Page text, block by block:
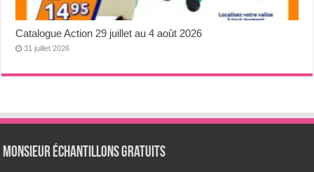
Catalogue Action 29 juillet au 4 août 2026
31 juillet 2026
Monsieur échantillons Gratuits